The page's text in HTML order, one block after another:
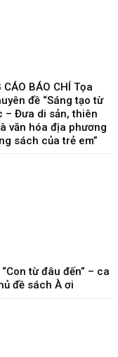
CÁO BÁO CHÍ Tọa
đề “Sáng tạo từ
– Đưa di sản, thiên
văn hóa địa phương
sách của trẻ em”
từ đâu đến” – ca
đề sách À ơi